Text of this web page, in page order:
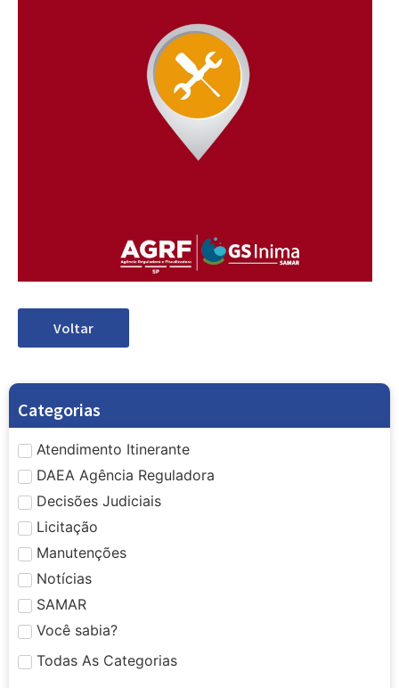
Voltar
Categorias
Atendimento Itinerante
DAEA Agência Reguladora
Decisões Judiciais
Licitação
Manutenções
Notícias
SAMAR
Você sabia?
Todas As Categorias